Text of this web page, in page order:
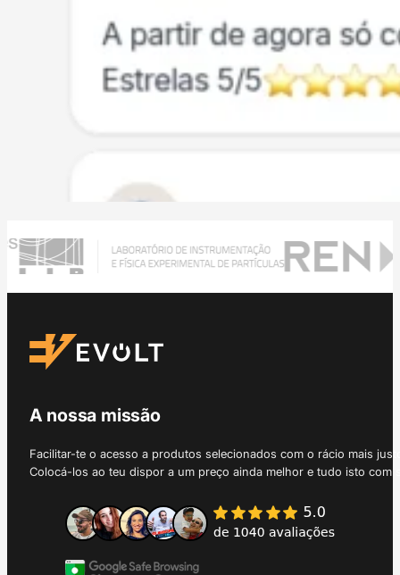
A nossa missão
Facilitar-te o acesso a produtos selecionados com o rácio mais
Colocá-los ao teu dispor a um preço ainda melhor e tudo isto